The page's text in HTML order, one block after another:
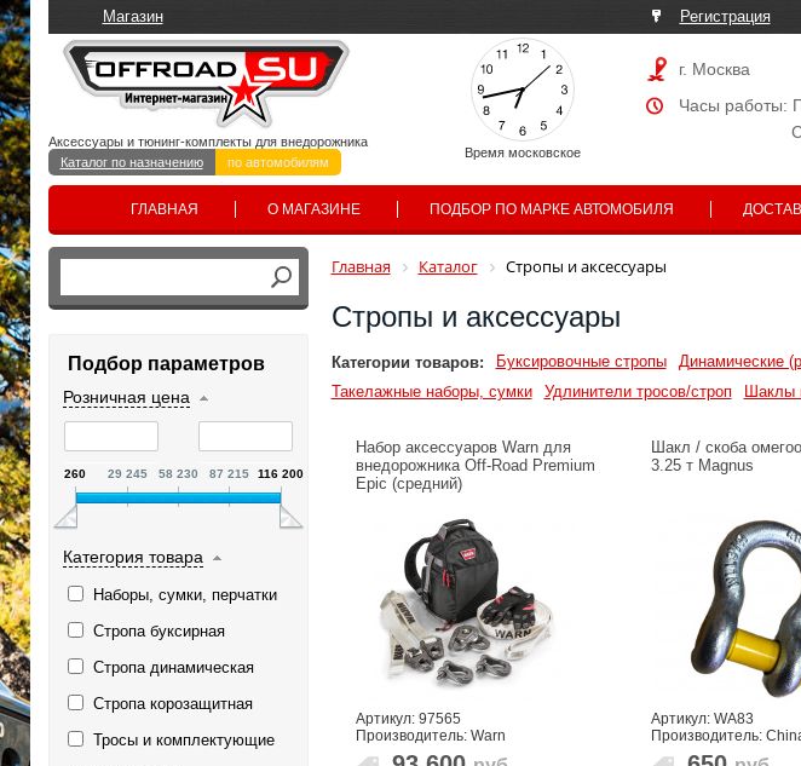
Магазин Регистрация
Время московское
Аксессуары и тюнинг-комплекты для внедорожника
Каталог по назначению
по автомобилям
г. Москва
Часы работы:
ГЛАВНАЯ О МАГАЗИНЕ ПОДБОР ПО МАРКЕ АВТОМОБИЛЯ
Подбор параметров
Розничная цена
260 29 245 58 230 87 215 116 200
Категория товара
Наборы, сумки, перчатки
Стропа буксирная
Стропа динамическая
Стропа корозащитная
Тросы и комплектующие
Главная Каталог Стропы и аксессуары
Стропы и аксессуары
Категории товаров: Буксировочные стропы Динамические
Такелажные наборы, сумки
Удлинители тросов/строп Шаклы
Набор аксессуаров Warn для
внедорожника Off-Road Premium
Epic (средний)
Артикул: 97565
Производитель: Warn
Шакл / скоба
3.25 т Magnus
Артикул: WA83
Производитель: